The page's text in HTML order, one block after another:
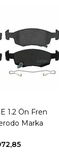
1.2 Ön Fren
Marka